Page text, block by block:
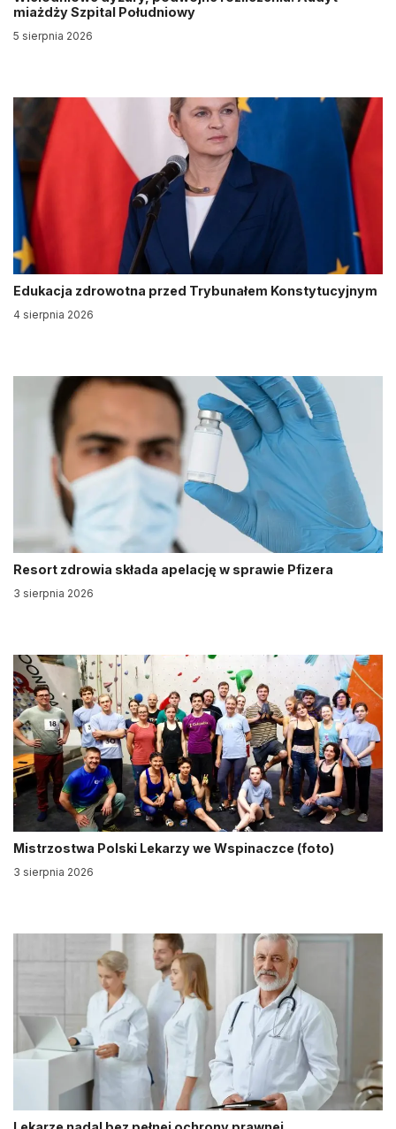
miażdży Szpital Południowy
5 sierpnia 2026
Edukacja zdrowotna przed Trybunałem Konstytucyjnym
4 sierpnia 2026
Resort zdrowia składa apelację w sprawie Pfizera
3 sierpnia 2026
Mistrzostwa Polski Lekarzy we Wspinaczce (foto)
3 sierpnia 2026